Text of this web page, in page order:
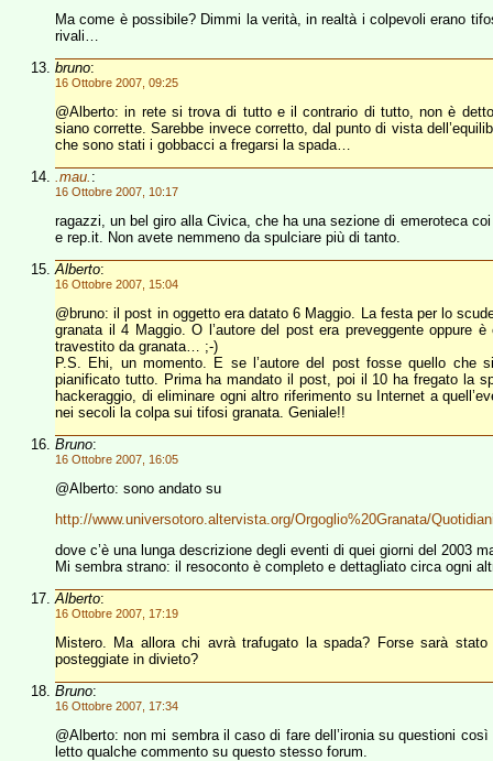
Ma come è possibile? Dimmi la verità, in realtà i colpevoli erano
rivali…
bruno:
16 Ottobre 2007, 09:25
@Alberto: in rete si trova di tutto e il contrario di tutto, non è
siano corrette. Sarebbe invece corretto, dal punto di vista
che sono stati i gobbacci a fregarsi la spada…
.mau. :
16 Ottobre 2007, 10:17
ragazzi, un bel giro alla Civica, che ha una sezione di emeroteca
e rep.it. Non avete nemmeno da spulciare più di tanto.
Alberto:
16 Ottobre 2007, 15:04
@bruno: il post in oggetto era datato 6 Maggio. La festa per lo
granata il 4 Maggio. O l’autore del post era preveggente oppure
travestito da granata… ;-)
P.S. Ehi, un momento. E se l’autore del post fosse quello
pianificato tutto. Prima ha mandato il post, poi il 10 ha fregato la
hackeraggio, di eliminare ogni altro riferimento su Internet a
nei secoli la colpa sui tifosi granata. Geniale!!
Bruno:
16 Ottobre 2007, 16:05
@Alberto: sono andato su
http://www.universotoro.altervista.org/Orgoglio%20Granata/
dove c’è una lunga descrizione degli eventi di quei giorni del 2003
Mi sembra strano: il resoconto è completo e dettagliato circa ogni
Alberto:
16 Ottobre 2007, 17:19
Mistero. Ma allora chi avrà trafugato la spada? Forse sarà
posteggiate in divieto?
Bruno:
16 Ottobre 2007, 17:34
@Alberto: non mi sembra il caso di fare dell’ironia su questioni
letto qualche commento su questo stesso forum.